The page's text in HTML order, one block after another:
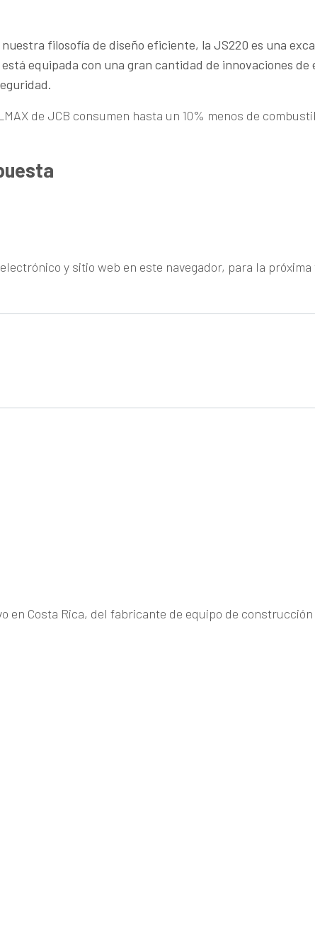
filosofía de diseño eficiente, la JS220 es una
equipada con una gran cantidad de innovaciones de
de JCB consumen hasta un 10% menos de
y sitio web en este navegador, para la próxima
en Costa Rica, del fabricante de equipo de